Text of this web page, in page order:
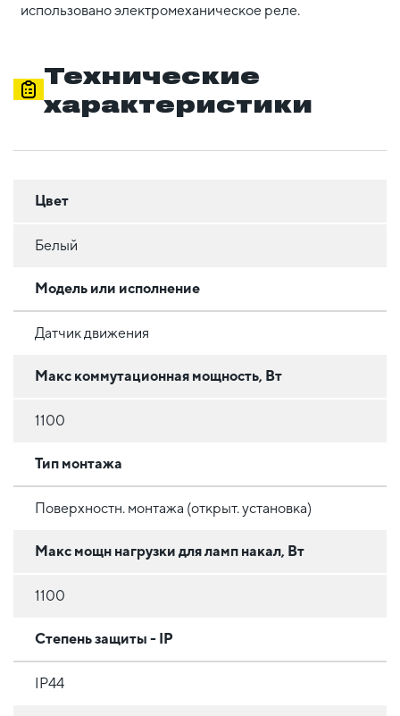
использовано электромеханическое реле.
Технические
характеристики
Цвет
Белый
Модель или исполнение
Датчик движения
Макс коммутационная мощность, Вт
1100
Тип монтажа
Поверхностн. монтажа (открыт. установка)
Макс мощн нагрузки для ламп накал, Вт
1100
Степень защиты - IP
IP44